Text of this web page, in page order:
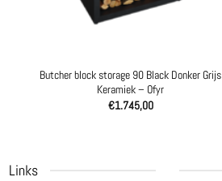
Butcher block storage 90 Black Donker Grijs
Keramiek – Ofyr
€1.745,00
Links